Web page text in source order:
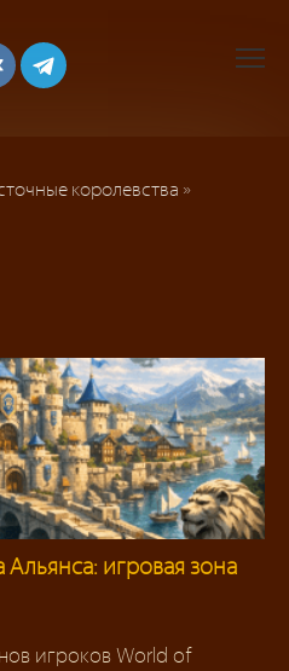
королевства »
игровая зона
игроков World of